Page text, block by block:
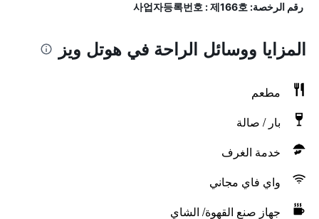
رقم الرخصة: 사업자등록번호 : 제166호
المزايا ووسائل الراحة في هوتل ويز
مطعم
بار / صالة
خدمة الغرف
واي فاي مجاني
جهاز صنع القهوة/ الشاي